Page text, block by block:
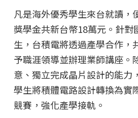
凡是海外優秀學生來台就讀，
獎學金共新台幣18萬元。針對
生，台積電將透過產學合作，
予職涯領導並辦理業師講座。
意、獨立完成晶片設計的能力
學生將積體電路設計轉換為實
競賽，強化產學接軌。